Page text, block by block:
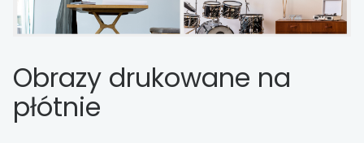
Obrazy drukowane na
płótnie